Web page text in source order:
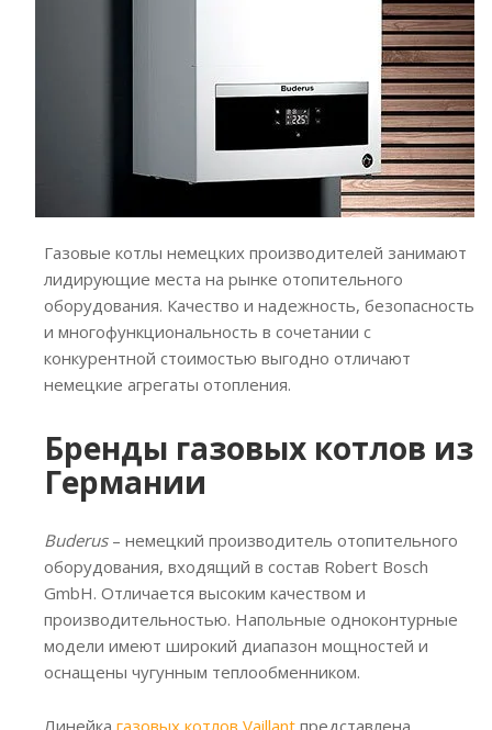
Газовые котлы немецких производителей занимают
лидирующие места на рынке отопительного
оборудования. Качество и надежность, безопасность
и многофункциональность в сочетании с
конкурентной стоимостью выгодно отличают
немецкие агрегаты отопления.
Бренды газовых котлов из
Германии
Buderus– немецкий производитель отопительного
оборудования, входящий в состав Robert Bosch
GmbH. Отличается высоким качеством и
производительностью. Напольные одноконтурные
модели имеют широкий диапазон мощностей и
оснащены чугунным теплообменником.
Линейка газовых котлов Vaillant представлена